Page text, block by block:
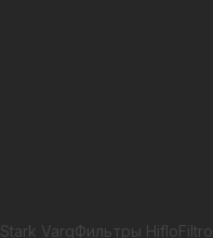
Stark VargФильтры HifloFiltro